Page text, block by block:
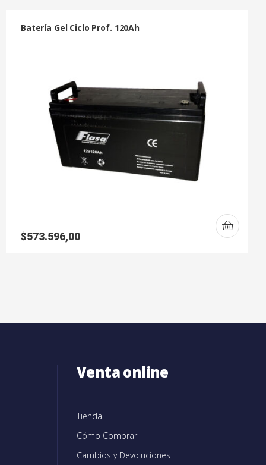
Batería Gel Ciclo Prof. 120Ah
$573.596,00
Venta online
Tienda
Cómo Comprar
Cambios y Devoluciones